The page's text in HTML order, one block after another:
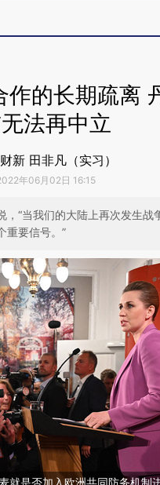
的长期疏离
法再中立
新 田非凡（实习）
年06月02日 16:15
“当我们的大陆上再次发生战
重要信号。”
就是否加入欧洲共同防务机制